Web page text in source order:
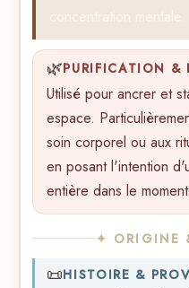
🌿PURIFICATION &
Utilisé pour ancrer et
espace.
soin corporel ou aux
en posant l'intention
entière dans le
✦ ORIGINE
📜HISTOIRE &